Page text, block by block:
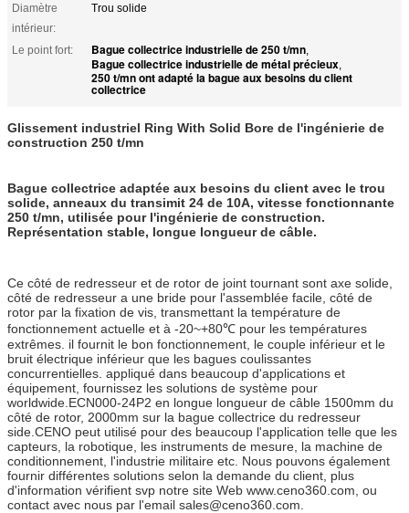
Diamètre
intérieur:
Trou solide
Le point fort: Bague collectrice industrielle de 250 t/mn,
Bague collectrice industrielle de métal précieux,
250 t/mn ont adapté la bague aux besoins du client
collectrice
Glissement industriel Ring With Solid Bore de l'ingénierie de
construction 250 t/mn
Bague collectrice adaptée aux besoins du client avec le trou
solide, anneaux du transimit 24 de 10A, vitesse fonctionnante
250 t/mn, utilisée pour l'ingénierie de construction.
Représentation stable, longue longueur de câble.
Ce côté de redresseur et de rotor de joint tournant sont axe solide,
côté de redresseur a une bride pour l'assemblée facile, côté de
rotor par la fixation de vis, transmettant la température de
fonctionnement actuelle et à -20~+80℃ pour les températures
extrêmes. il fournit le bon fonctionnement, le couple inférieur et le
bruit électrique inférieur que les bagues coulissantes
concurrentielles. appliqué dans beaucoup d'applications et
équipement, fournissez les solutions de système pour
worldwide.ECN000-24P2 en longue longueur de câble 1500mm du
côté de rotor, 2000mm sur la bague collectrice du redresseur
side.CENO peut utilisé pour des beaucoup l'application telle que les
capteurs, la robotique, les instruments de mesure, la machine de
conditionnement, l'industrie militaire etc. Nous pouvons également
fournir différentes solutions selon la demande du client, plus
d'information vérifient svp notre site Web www.ceno360.com, ou
contact avec nous par l'email sales@ceno360.com.